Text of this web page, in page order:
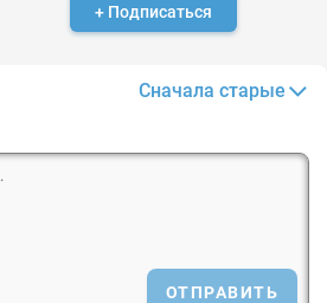
+ Подписаться
Сначала старые
ОТПРАВИТЬ